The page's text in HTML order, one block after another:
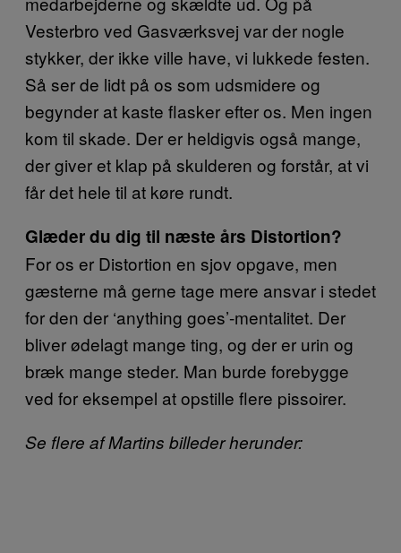
Vesterbro ved Gasværksvej var der nogle
stykker, der ikke ville have, vi lukkede festen.
Så ser de lidt på os som udsmidere og
begynder at kaste flasker efter os. Men ingen
kom til skade. Der er heldigvis også mange,
der giver et klap på skulderen og forstår, at vi
får det hele til at køre rundt.
Glæder du dig til næste års Distortion?
For os er Distortion en sjov opgave, men
gæsterne må gerne tage mere ansvar i stedet
for den der ‘anything goes’-mentalitet. Der
bliver ødelagt mange ting, og der er urin og
bræk mange steder. Man burde forebygge
ved for eksempel at opstille flere pissoirer.
Se flere af Martins billeder herunder: